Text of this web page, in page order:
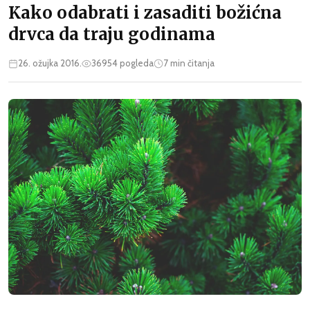
Kako odabrati i zasaditi božićna
drvca da traju godinama
26. ožujka 2016. 36954pogleda 7min čitanja